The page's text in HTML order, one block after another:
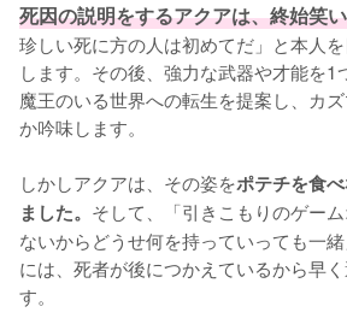
死因の説明をするアクアは、終始笑
珍しい死に方の人は初めてだ」と本人
します。その後、強力な武器や才能を1
魔王のいる世界への転生を提案し、カ
か吟味します。
しかしアクアは、その姿をポテチを食
ました。 そして、「引きこもりのゲー
ないからどうせ何を持っていっても一
には、死者が後につかえているから早
す。